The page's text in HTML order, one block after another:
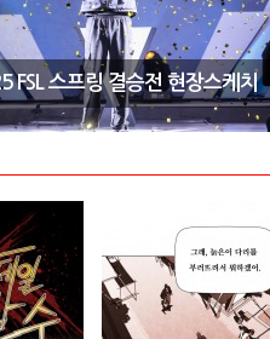
FSL 스프링 결승전 현장스케치